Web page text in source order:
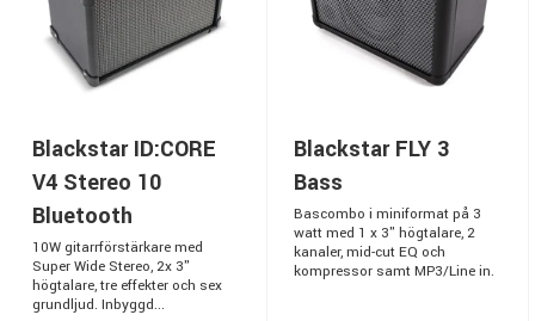
Blackstar ID:CORE
V4 Stereo 10
Bluetooth
10W gitarrförstärkare med
Super Wide Stereo, 2x 3"
högtalare, tre effekter och sex
grundljud. Inbyggd...
Blackstar FLY 3
Bass
Bascombo i miniformat på 3
watt med 1 x 3" högtalare, 2
kanaler, mid-cut EQ och
kompressor samt MP3/Line in.